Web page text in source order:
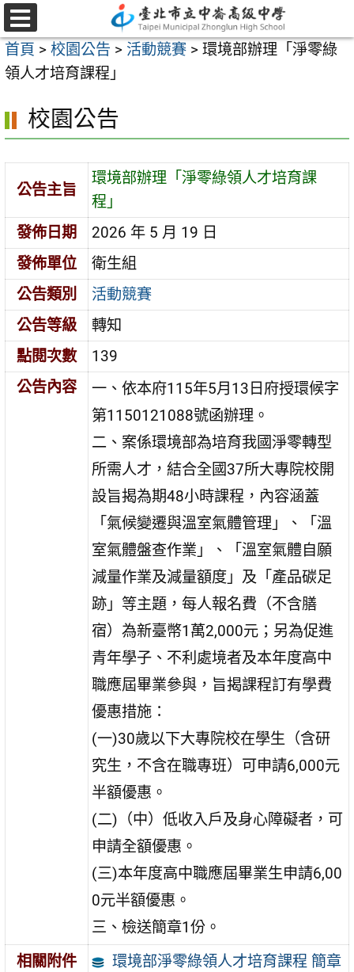
跳
至
主
要
容
選
單
首頁 > 校園公告 > 活動競賽 > 環境部辦理「淨零綠
領人才培育課程」
校園公告
公告主旨
環境部辦理「淨零綠領人才培育課
程」
發佈日期
2026 年 5 月 19 日
發佈單位
衛生組
公告類別
活動競賽
公告等級
轉知
點閱次數
139
公告內容
一、依本府115年5月13日府授環候字
第1150121088號函辦理。
二、案係環境部為培育我國淨零轉型
所需人才，結合全國37所大專院校開
設旨揭為期48小時課程，內容涵蓋
「氣候變遷與溫室氣體管理」、「溫
室氣體盤查作業」、「溫室氣體自願
減量作業及減量額度」及「產品碳足
跡」等主題，每人報名費（不含膳
宿）為新臺幣1萬2,000元；另為促進
青年學子、不利處境者及本年度高中
職應屆畢業參與，旨揭課程訂有學費
優惠措施：
(一)30歲以下大專院校在學生（含研
究生，不含在職專班）可申請6,000元
半額優惠。
(二)（中）低收入戶及身心障礙者，可
申請全額優惠。
(三)本年度高中職應屆畢業生申請6,00
0元半額優惠。
三、檢送簡章1份。
相關附件
環境部淨零綠領人才培育課程 簡章